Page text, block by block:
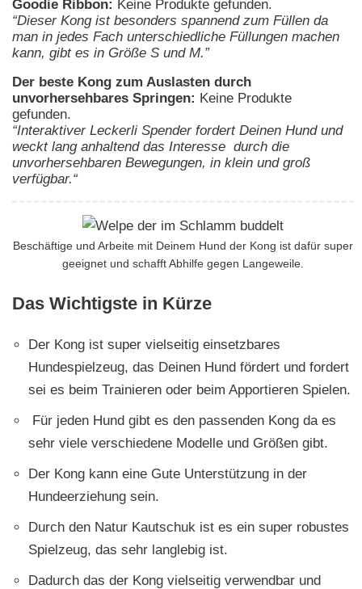
Goodie Ribbon: Keine Produkte gefunden.
“Dieser Kong ist besonders spannend zum Füllen da
man in jedes Fach unterschiedliche Füllungen machen
kann, gibt es in Größe S und M.”
Der beste Kong zum Auslasten durch
unvorhersehbares Springen: Keine Produkte
gefunden.
“Interaktiver Leckerli Spender fordert Deinen Hund und
weckt lang anhaltend das Interesse durch die
unvorhersehbaren Bewegungen, in klein und groß
verfügbar.“
Beschäftige und Arbeite mit Deinem Hund der Kong ist dafür super
geeignet und schafft Abhilfe gegen Langeweile.
Das Wichtigste in Kürze
Der Kong ist super vielseitig einsetzbares
Hundespielzeug, das Deinen Hund fördert und fordert
sei es beim Trainieren oder beim Apportieren Spielen.
Für jeden Hund gibt es den passenden Kong da es
sehr viele verschiedene Modelle und Größen gibt.
Der Kong kann eine Gute Unterstützung in der
Hundeerziehung sein.
Durch den Natur Kautschuk ist es ein super robustes
Spielzeug, das sehr langlebig ist.
Dadurch das der Kong vielseitig verwendbar und